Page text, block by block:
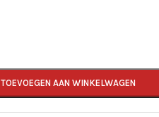
TOEVOEGEN AAN WINKELWAGEN